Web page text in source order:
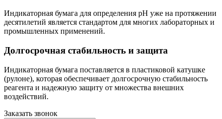
Индикаторная бумага для определения pH уже на протяжении
десятилетий является стандартом для многих лабораторных и
промышленных применений.
Долгосрочная стабильность и защита
Индикаторная бумага поставляется в пластиковой катушке
(рулоне), которая обеспечивает долгосрочную стабильность
реагента и надежную защиту от множества внешних
воздействий.
Заказать звонок